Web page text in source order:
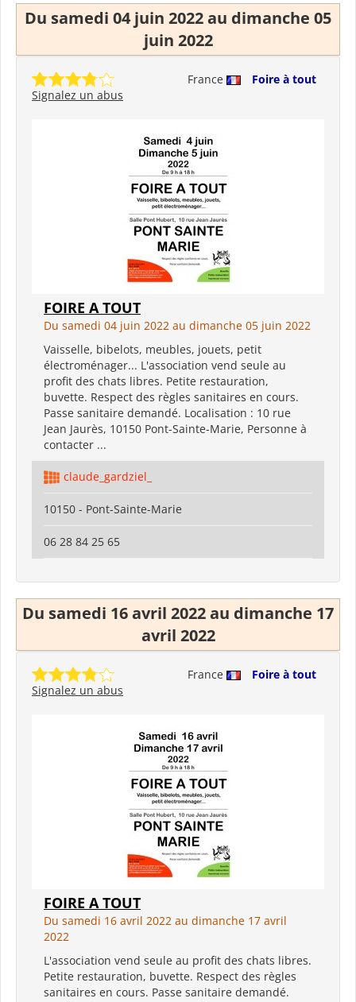
Du samedi 04 juin 2022 au dimanche 05
juin 2022
France
Foire à tout
Signalez un abus
FOIRE A TOUT
Du samedi 04 juin 2022 au dimanche 05 juin 2022
Vaisselle, bibelots, meubles, jouets, petit
électroménager... L'association vend seule au
profit des chats libres. Petite restauration,
buvette. Respect des règles sanitaires en cours.
Passe sanitaire demandé. Localisation : 10 rue
Jean Jaurès, 10150 Pont-Sainte-Marie, Personne à
contacter ...
claude_gardziel_
10150 - Pont-Sainte-Marie
06 28 84 25 65
Du samedi 16 avril 2022 au dimanche 17
avril 2022
France
Foire à tout
Signalez un abus
FOIRE A TOUT
Du samedi 16 avril 2022 au dimanche 17 avril
2022
L'association vend seule au profit des chats libres.
Petite restauration, buvette. Respect des règles
sanitaires en cours. Passe sanitaire demandé.